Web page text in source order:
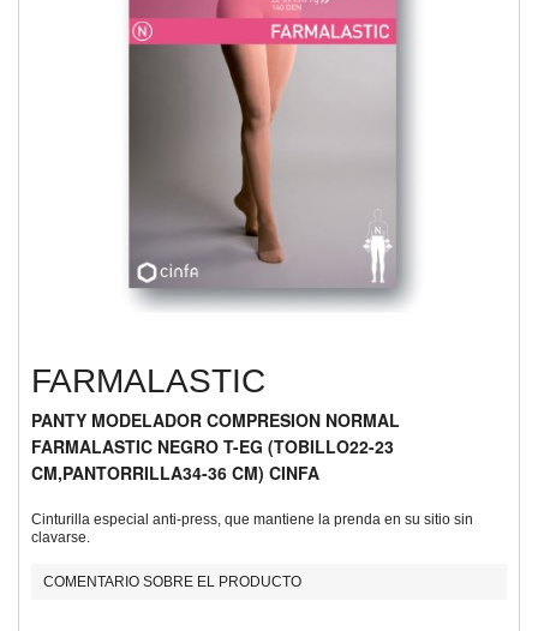
FARMALASTIC
PANTY MODELADOR COMPRESION NORMAL
FARMALASTIC NEGRO T-EG (TOBILLO22-23
CM,PANTORRILLA34-36 CM) CINFA
Cinturilla especial anti-press, que mantiene la prenda en su sitio sin
clavarse.
COMENTARIO SOBRE EL PRODUCTO